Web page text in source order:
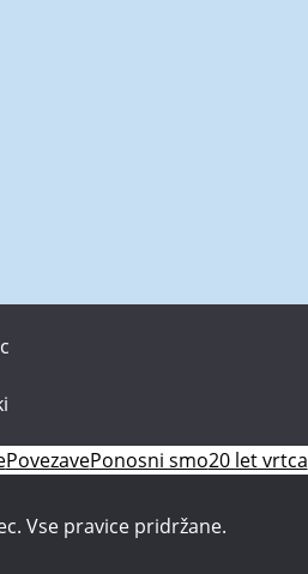
PovezavePonosni smo20 let vrtca
Vse pravice pridržane.